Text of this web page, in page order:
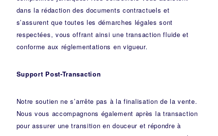
dans la rédaction des documents contractuels et
s’assurent que toutes les démarches légales sont
respectées, vous offrant ainsi une transaction fluide et
conforme aux réglementations en vigueur.
Support Post-Transaction
Notre soutien ne s’arrête pas à la finalisation de la vente.
Nous vous accompagnons également après la transaction
pour assurer une transition en douceur et répondre à